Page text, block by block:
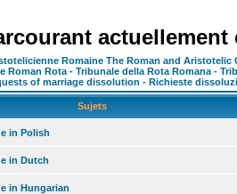
actuellement
Romaine The Roman and Aristotelic
Roman Rota - Tribunale della Rota Romana -
of marriage dissolution - Richieste
Sujets
in Polish
in Dutch
in Hungarian